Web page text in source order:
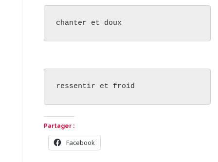
chanter et doux
ressentir et froid
Partager :
Facebook